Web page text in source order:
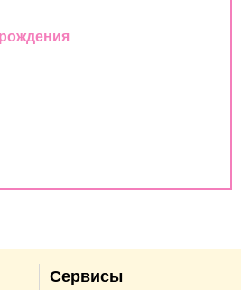
Сервисы